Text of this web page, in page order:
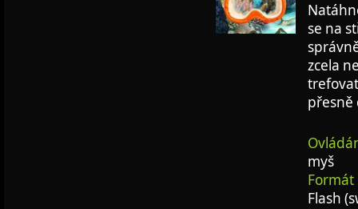
se na
zcela
přesně
myš
Flash